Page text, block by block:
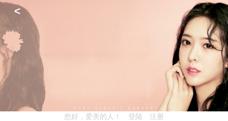
<
您好，爱美的人！ 登陆 注册